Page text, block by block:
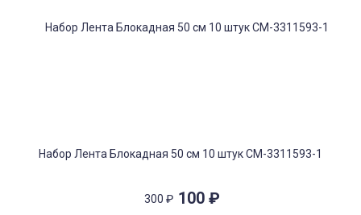
Набор Лента Блокадная 50 см 10 штук СМ-3311593-1
300 ₽ 100 ₽